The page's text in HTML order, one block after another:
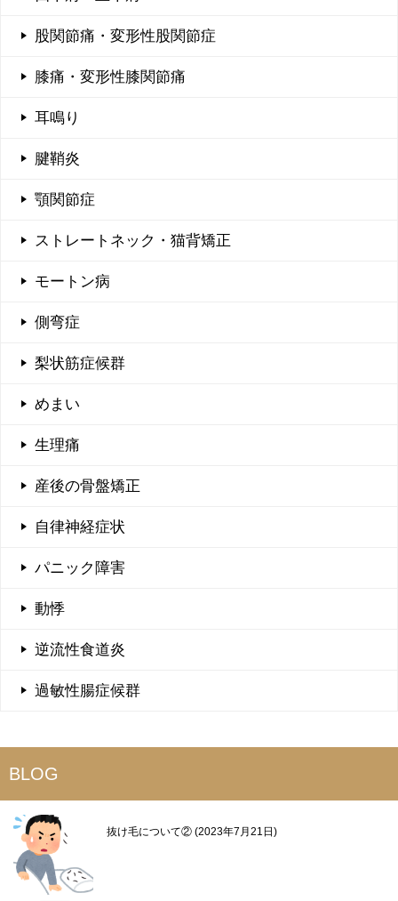
股関節痛・変形性股関節症
膝痛・変形性膝関節痛
耳鳴り
腱鞘炎
顎関節症
ストレートネック・猫背矯正
モートン病
側弯症
梨状筋症候群
めまい
生理痛
産後の骨盤矯正
自律神経症状
パニック障害
動悸
逆流性食道炎
過敏性腸症候群
BLOG
抜け毛について② 2023年7月21日